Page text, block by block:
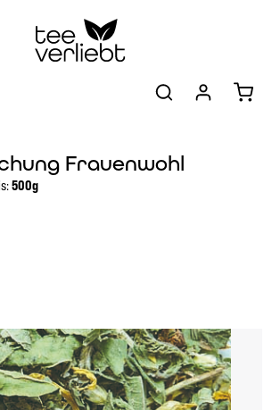
Frauenwohl
500g